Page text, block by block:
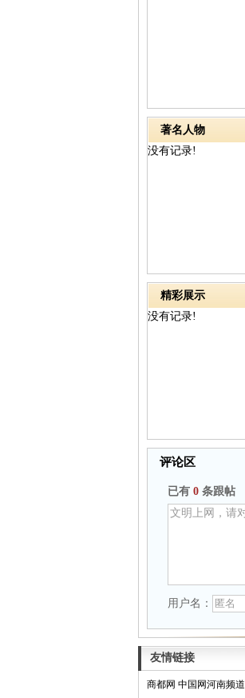
著名人物
没有记录!
精彩展示
没有记录!
评论区
已有 0 条跟帖
用户名：
友情链接
商都网 中国网河南频道